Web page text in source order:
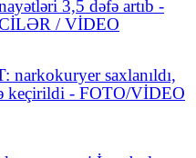
3,5 dəfə artıb -
/ VİDEO
saxlanıldı,
keçirildi - FOTO/VİDEO